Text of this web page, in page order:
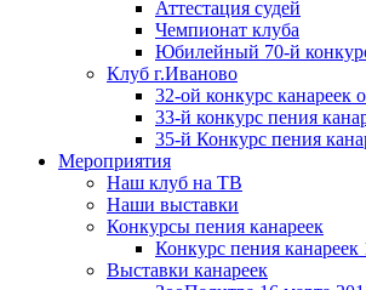
Аттестация судей
Чемпионат клуба
Юбилейный 70-й
Клуб г.Иваново
32-ой конкурс канареек
33-й конкурс пения
35-й Конкурс пения
Мероприятия
Наш клуб на ТВ
Наши выставки
Конкурсы пения канареек
Конкурс пения
Выставки канареек